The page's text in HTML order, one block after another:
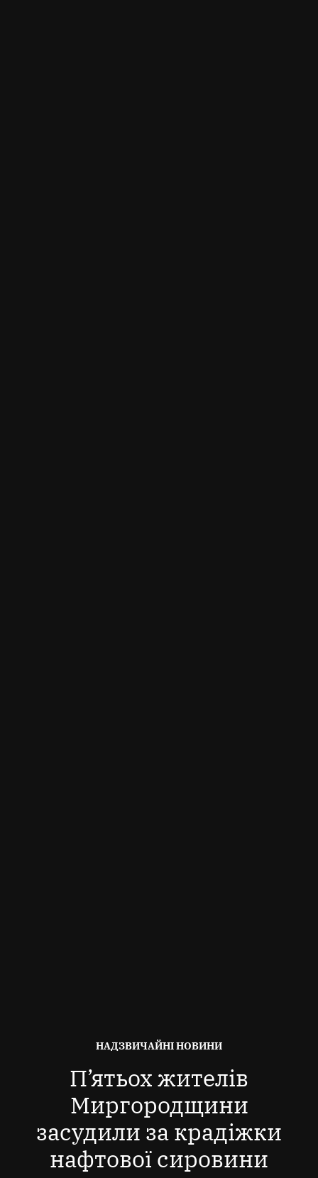
ОПУБЛІКОВАНО
НАДЗВИЧАЙНІ НОВИНИ
П’ятьох жителів
Миргородщини
засудили за крадіжки
нафтової сировини